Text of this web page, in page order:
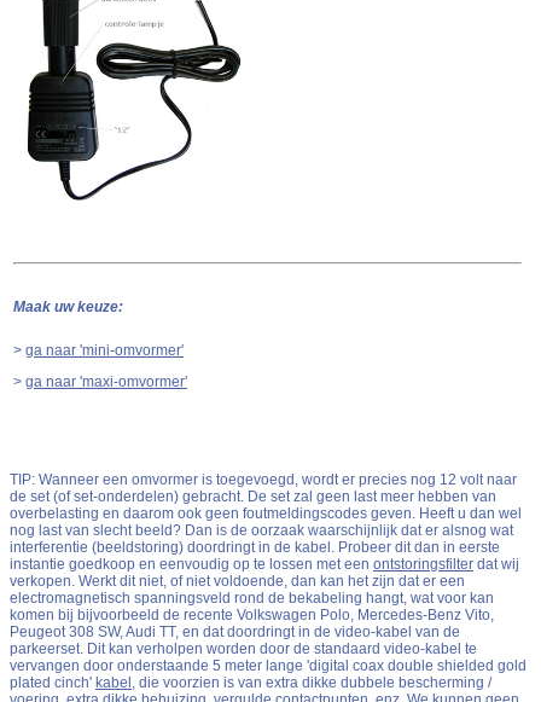
Maak uw keuze:
> ga naar 'mini-omvormer'
> ga naar 'maxi-omvormer'
TIP: Wanneer een omvormer is toegevoegd, wordt er precies nog 12 volt naar
de set (of set-onderdelen) gebracht. De set zal geen last meer hebben van
overbelasting en daarom ook geen foutmeldingscodes geven. Heeft u dan wel
nog last van slecht beeld? Dan is de oorzaak waarschijnlijk dat er alsnog wat
interferentie (beeldstoring) doordringt in de kabel. Probeer dit dan in eerste
instantie goedkoop en eenvoudig op te lossen met een ontstoringsfilter dat wij
verkopen. Werkt dit niet, of niet voldoende, dan kan het zijn dat er een
electromagnetisch spanningsveld rond de bekabeling hangt, wat voor kan
komen bij bijvoorbeeld de recente Volkswagen Polo, Mercedes-Benz Vito,
Peugeot 308 SW, Audi TT, en dat doordringt in de video-kabel van de
parkeerset. Dit kan verholpen worden door de standaard video-kabel te
vervangen door onderstaande 5 meter lange 'digital coax double shielded gold
plated cinch' kabel , die voorzien is van extra dikke dubbele bescherming /